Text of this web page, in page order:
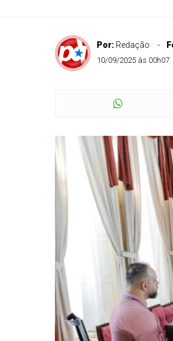
Por: Redação
10/09/2025 às 00h07